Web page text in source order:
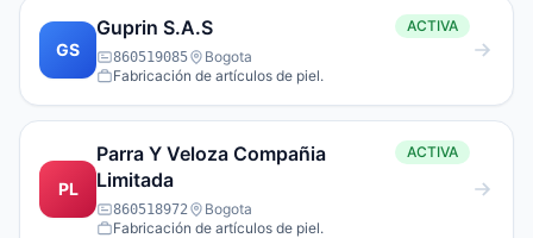
GS
Guprin S.A.S ACTIVA
860519085
Bogota
Fabricación de artículos de piel.
PL
Parra Y Veloza Compañia
Limitada
ACTIVA
860518972
Bogota
Fabricación de artículos de piel.